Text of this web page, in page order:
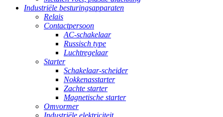
Industriële besturingsapparaten
Relais
Contactpersoon
AC-schakelaar
Russisch type
Luchtregelaar
Starter
Schakelaar-scheider
Nokkenasstarter
Zachte starter
Magnetische starter
Omvormer